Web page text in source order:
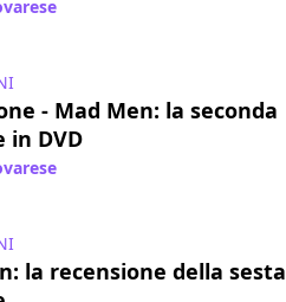
- Mad Men: la seconda
in DVD
la recensione della sesta